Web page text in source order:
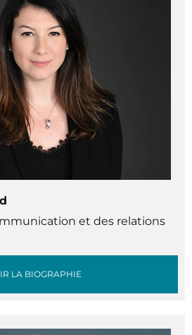
et des relations
LA BIOGRAPHIE